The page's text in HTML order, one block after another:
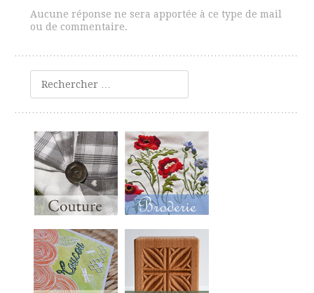
Aucune réponse ne sera apportée à ce type de mail
ou de commentaire.
Rechercher